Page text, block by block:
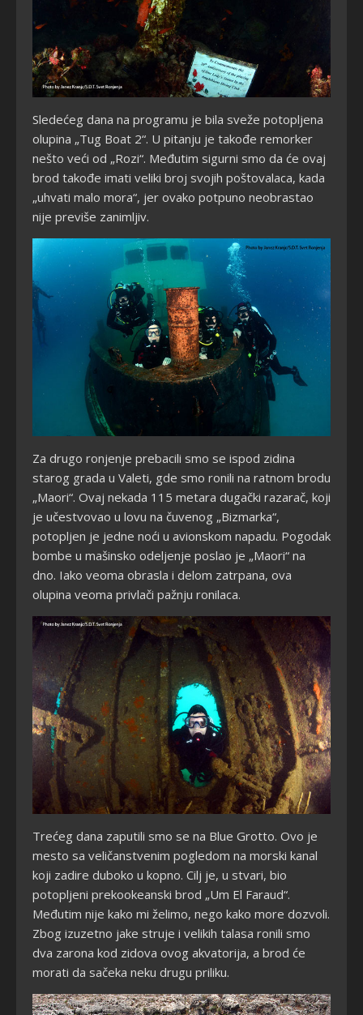
Sledećeg dana na programu je bila sveže potopljena
olupina „Tug Boat 2“. U pitanju je takođe remorker
nešto veći od „Rozi“. Međutim sigurni smo da će ovaj
brod takođe imati veliki broj svojih poštovalaca, kada
„uhvati malo mora“, jer ovako potpuno neobrastao
nije previše zanimljiv.
Za drugo ronjenje prebacili smo se ispod zidina
starog grada u Valeti, gde smo ronili na ratnom brodu
„Maori“. Ovaj nekada 115 metara dugački razarač, koji
je učestvovao u lovu na čuvenog „Bizmarka“,
potopljen je jedne noći u avionskom napadu. Pogodak
bombe u mašinsko odeljenje poslao je „Maori“ na
dno. Iako veoma obrasla i delom zatrpana, ova
olupina veoma privlači pažnju ronilaca.
Trećeg dana zaputili smo se na Blue Grotto. Ovo je
mesto sa veličanstvenim pogledom na morski kanal
koji zadire duboko u kopno. Cilj je, u stvari, bio
potopljeni prekookeanski brod „Um El Faraud“.
Međutim nije kako mi želimo, nego kako more dozvoli.
Zbog izuzetno jake struje i velikih talasa ronili smo
dva zarona kod zidova ovog akvatorija, a brod će
morati da sačeka neku drugu priliku.